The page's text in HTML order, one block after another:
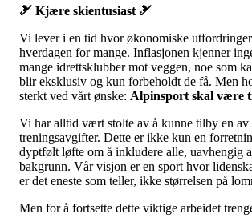
🎿 Kjære skientusiast 🎿
Vi lever i en tid hvor økonomiske
hverdagen for mange. Inflasjonen kjenner
mange idrettsklubber mot veggen, noe som
blir eksklusiv og kun forbeholdt de få. Men
sterkt ved vårt ønske: Alpinsport skal være
Vi har alltid vært stolte av å kunne tilby en av
treningsavgifter. Dette er ikke kun en
dyptfølt løfte om å inkludere alle, uavhengig
bakgrunn. Vår visjon er en sport hvor
er det eneste som teller, ikke størrelsen på
Men for å fortsette dette viktige arbeidet